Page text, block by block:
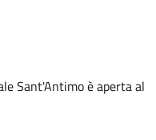
Sant'Antimo è aperta al